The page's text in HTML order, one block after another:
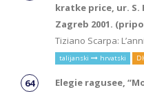
kratke price, ur. S.
Zagreb 2001.
Tiziano Scarpa:
talijanski hrvatski
Elegie ragusee,